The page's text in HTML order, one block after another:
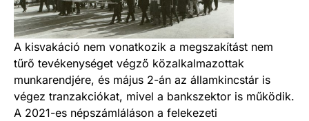
A kisvakáció nem vonatkozik a megszakítást nem
tűrő tevékenységet végző közalkalmazottak
munkarendjére, és május 2-án az államkincstár is
végez tranzakciókat, mivel a bankszektor is működik.
A 2021-es népszámláláson a felekezeti